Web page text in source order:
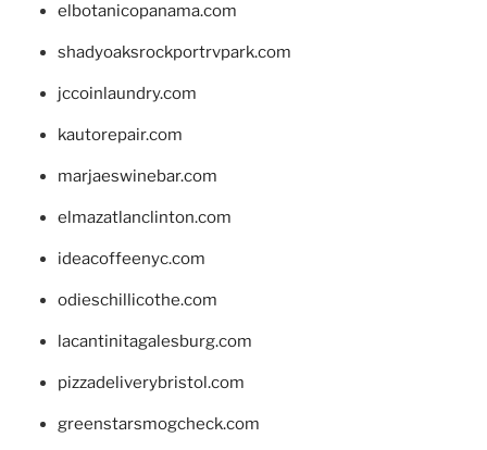
elbotanicopanama.com
shadyoaksrockportrvpark.com
jccoinlaundry.com
kautorepair.com
marjaeswinebar.com
elmazatlanclinton.com
ideacoffeenyc.com
odieschillicothe.com
lacantinitagalesburg.com
pizzadeliverybristol.com
greenstarsmogcheck.com